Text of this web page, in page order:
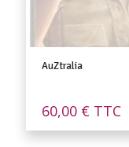
AuZtralia
60,00 € TTC